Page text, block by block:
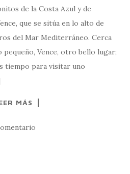
de la Costa Azul y de
que se sitúa en lo alto de
del Mar Mediterráneo. Cerca
pequeño, Vence, otro bello lugar;
tiempo para visitar uno
MÁS